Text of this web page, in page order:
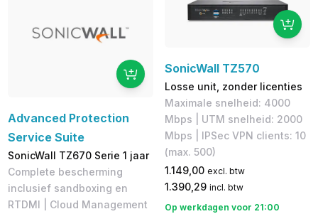
Advanced Protection
Service Suite
SonicWall TZ670 Serie 1 jaar
Complete bescherming
inclusief sandboxing en
RTDMI | Cloud Management
SonicWall TZ570
Losse unit, zonder licenties
Maximale snelheid: 4000
Mbps | UTM snelheid: 2000
Mbps | IPSec VPN clients: 10
(max. 500)
1.149,00 excl. btw
1.390,29 incl. btw
Op werkdagen voor 21:00